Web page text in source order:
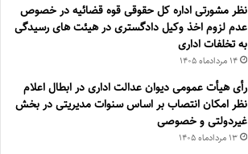
نظر مشورتی اداره کل حقوقی قوه قضائیه در خصوص
عدم لزوم اخذ وکیل دادگستری در هیئت های رسیدگی
به تخلفات اداری
۱۴ مرداد‌ماه ۱۴۰۵
رأی هیأت عمومی دیوان عدالت اداری در ابطال اعلام
نظر امکان انتصاب بر اساس سنوات مدیریتی در بخش
غیردولتی و خصوصی
۱۳ مرداد‌ماه ۱۴۰۵